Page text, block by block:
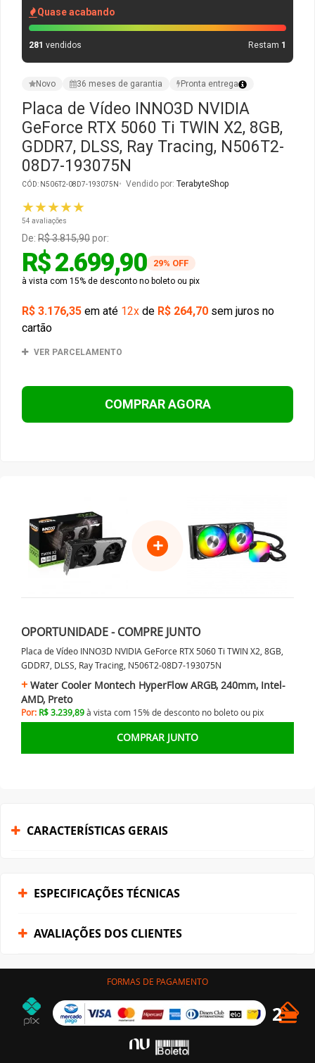
Quase acabando
281 vendidos Restam 1
Novo 36 meses de garantia Pronta entrega
Placa de Vídeo INNO3D NVIDIA
GeForce RTX 5060 Ti TWIN X2, 8GB,
GDDR7, DLSS, Ray Tracing, N506T2-
08D7-193075N
CÓD: N506T2-08D7-193075N Vendido por: TerabyteShop
★★★★★
54 avaliações
De: R$ 3.815,90por:
R$ 2.699,90 29% OFF
à vista com 15% de desconto no boleto ou pix
R$ 3.176,35 em até 12x de R$ 264,70 sem juros no
cartão
VER PARCELAMENTO
COMPRAR AGORA
+
OPORTUNIDADE - COMPRE JUNTO
Placa de Vídeo INNO3D NVIDIA GeForce RTX 5060 Ti TWIN X2, 8GB,
GDDR7, DLSS, Ray Tracing, N506T2-08D7-193075N
Water Cooler Montech HyperFlow ARGB, 240mm, Intel-
AMD, Preto
Por: R$ 3.239,89à vista com 15% de desconto no boleto ou pix
COMPRAR JUNTO
CARACTERÍSTICAS GERAIS
ESPECIFICAÇÕES TÉCNICAS
AVALIAÇÕES DOS CLIENTES
FORMAS DE PAGAMENTO
Gabinete Liketec
Fonte Thermaltake
Ver Todos